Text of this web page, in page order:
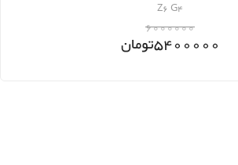
Z6 G4
6000000
5400000تومان